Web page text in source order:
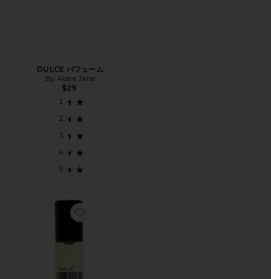
DULCE パフューム
By Rosie Jane
$29
Favorite Travel Mochi Milk Fragrance